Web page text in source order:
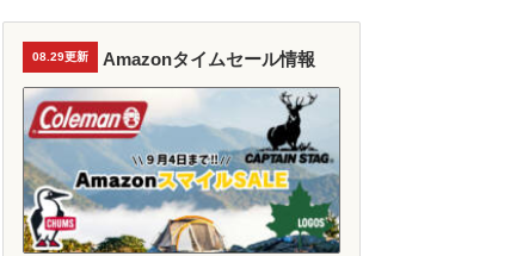
08.29更新 Amazonタイムセール情報